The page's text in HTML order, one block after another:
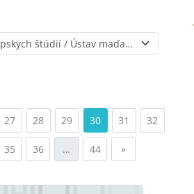
Kategórie kurzov
stránka
27Strana 27
28Strana 28
29Strana 29
30Strana 30
31 Strana 31
32
34
35Strana 35
36Strana 36
… 44Strana 44
»